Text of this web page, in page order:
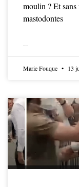
moulin ? Et sans
mastodontes
Marie Fouque 13